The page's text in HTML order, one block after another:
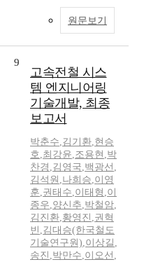
원문보기
9
고속전철 시스
템 엔지니어링
기술개발, 최종
보고서
박춘수,김기환,현승
호,최강윤,조용현 ,박
찬경 ,김영국,백광선 ,
김석원 ,나희승,이영
훈,권태수,이태형 ,이
종우,양신추,박철암,
김진환,황영진 ,권혁
빈 ,김대승(한국철도
기술연구원),이상길 ,
송진 ,박만수,이오선 ,